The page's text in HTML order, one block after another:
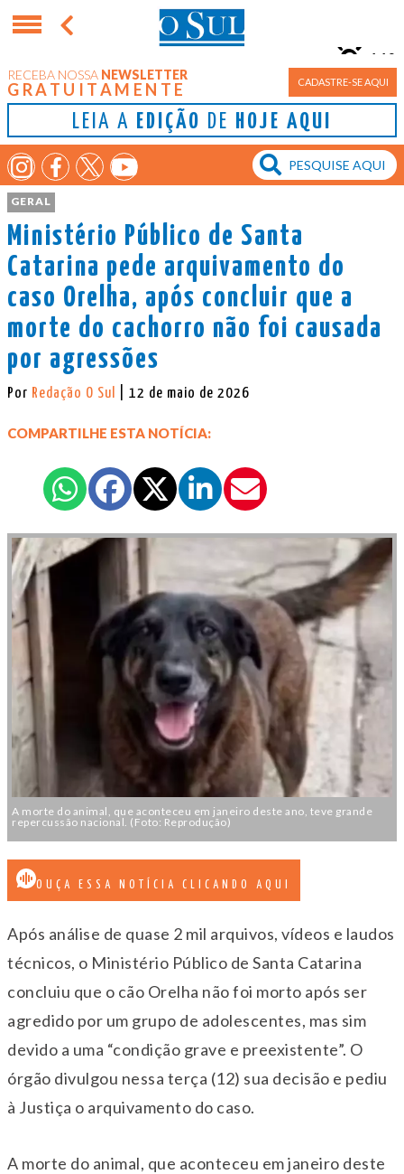
RECEBA NOSSA NEWSLETTER
GRATUITAMENTE CADASTRE-SE AQUI
LEIA A EDIÇÃO DE HOJE AQUI
Porto Alegre
11°
GERAL
Ministério Público de Santa
Catarina pede arquivamento do
caso Orelha, após concluir que a
morte do cachorro não foi causada
por agressões
Por Redação O Sul | 12 de maio de 2026
COMPARTILHE ESTA NOTÍCIA:
A morte do animal, que aconteceu em janeiro deste ano, teve grande
repercussão nacional. (Foto: Reprodução)
OUÇA ESSA NOTÍCIA CLICANDO AQUI
Após análise de quase 2 mil arquivos, vídeos e laudos
técnicos, o Ministério Público de Santa Catarina
concluiu que o cão Orelha não foi morto após ser
agredido por um grupo de adolescentes, mas sim
devido a uma “condição grave e preexistente”. O
órgão divulgou nessa terça (12) sua decisão e pediu
à Justiça o arquivamento do caso.
A morte do animal, que aconteceu em janeiro deste